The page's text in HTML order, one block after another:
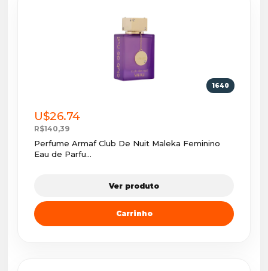
1640
U$26.74
R$140,39
Perfume Armaf Club De Nuit Maleka Feminino
Eau de Parfu...
Ver produto
Carrinho